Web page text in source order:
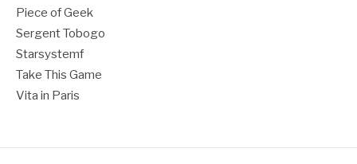
Piece of Geek
Sergent Tobogo
Starsystemf
Take This Game
Vita in Paris